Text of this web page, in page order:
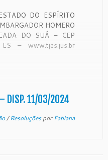
DO ESPÍRITO
HOMERO
DO SUÁ – CEP
– www.tjes.jus.br
Nº 45/2024 […]
DISP. 11/03/2024
/ResoluçõesporFabiana